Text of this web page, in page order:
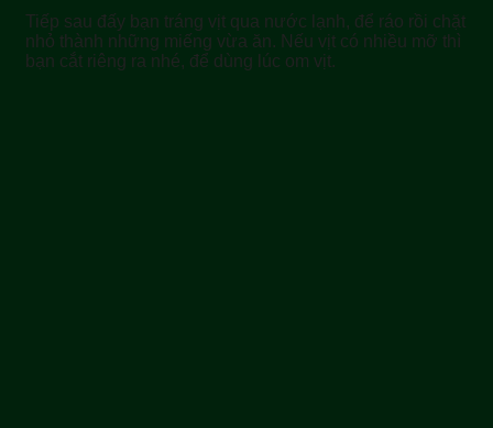
Tiếp sau đấy bạn tráng vịt qua nước lạnh, để ráo rồi chặt
nhỏ thành những miếng vừa ăn. Nếu vịt có nhiều mỡ thì
bạn cắt riêng ra nhé, để dùng lúc om vịt.